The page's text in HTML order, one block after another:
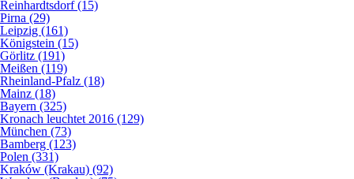
Reinhardtsdorf (15)
Pirna (29)
Leipzig (161)
Königstein (15)
Görlitz (191)
Meißen (119)
Rheinland-Pfalz (18)
Mainz (18)
Bayern (325)
Kronach leuchtet 2016 (129)
München (73)
Bamberg (123)
Polen (331)
Kraków (Krakau) (92)